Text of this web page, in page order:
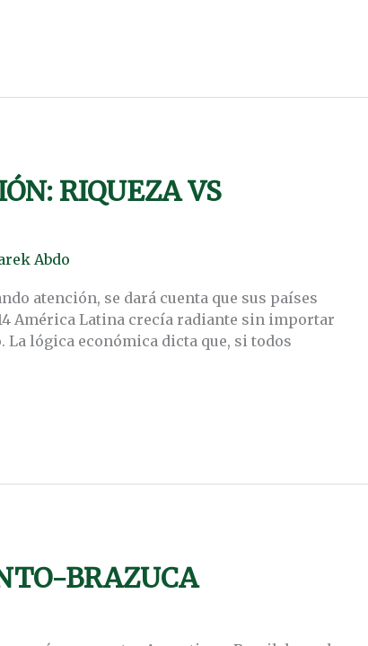
RIQUEZA VS
Abdo
atención, se dará cuenta que sus países
América Latina crecía radiante sin importar
La lógica económica dicta que, si todos
BRAZUCA